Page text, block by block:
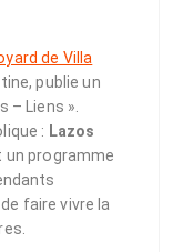
de Villa
publie un
– Liens ».
: Lazos
un programme
faire vivre la